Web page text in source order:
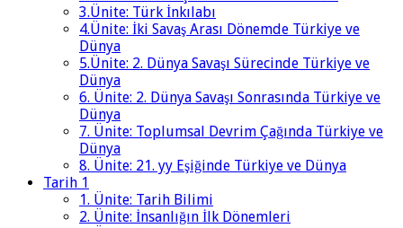
3.Ünite: Türk İnkılabı
4.Ünite: İki Savaş Arası Dönemde Türkiye ve
Dünya
5.Ünite: 2. Dünya Savaşı Sürecinde Türkiye ve
Dünya
6. Ünite: 2. Dünya Savaşı Sonrasında Türkiye ve
Dünya
7. Ünite: Toplumsal Devrim Çağında Türkiye ve
Dünya
8. Ünite: 21. yy Eşiğinde Türkiye ve Dünya
Tarih 1
1. Ünite: Tarih Bilimi
2. Ünite: İnsanlığın İlk Dönemleri